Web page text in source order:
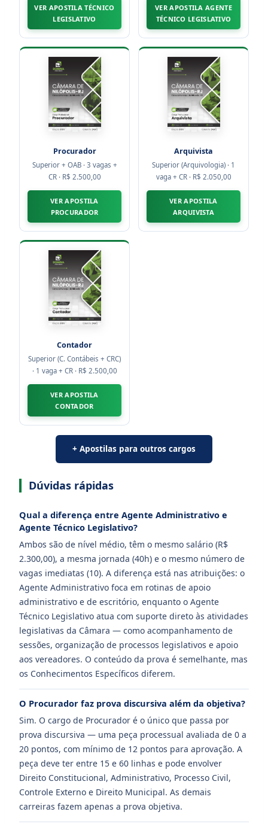
VER APOSTILA TÉCNICO
LEGISLATIVO
VER APOSTILA AGENTE
TÉCNICO LEGISLATIVO
Procurador
Superior + OAB · 3 vagas +
CR · R$ 2.500,00
VER APOSTILA
PROCURADOR
Arquivista
Superior (Arquivologia) · 1
vaga + CR · R$ 2.050,00
VER APOSTILA
ARQUIVISTA
Contador
Superior (C. Contábeis + CRC)
· 1 vaga + CR · R$ 2.500,00
VER APOSTILA
CONTADOR
+ Apostilas para outros cargos
Dúvidas rápidas
Qual a diferença entre Agente Administrativo e
Agente Técnico Legislativo?
Ambos são de nível médio, têm o mesmo salário (R$
2.300,00), a mesma jornada (40h) e o mesmo número de
vagas imediatas (10). A diferença está nas atribuições: o
Agente Administrativo foca em rotinas de apoio
administrativo e de escritório, enquanto o Agente
Técnico Legislativo atua com suporte direto às atividades
legislativas da Câmara — como acompanhamento de
sessões, organização de processos legislativos e apoio
aos vereadores. O conteúdo da prova é semelhante, mas
os Conhecimentos Específicos diferem.
O Procurador faz prova discursiva além da objetiva?
Sim. O cargo de Procurador é o único que passa por
prova discursiva — uma peça processual avaliada de 0 a
20 pontos, com mínimo de 12 pontos para aprovação. A
peça deve ter entre 15 e 60 linhas e pode envolver
Direito Constitucional, Administrativo, Processo Civil,
Controle Externo e Direito Municipal. As demais
carreiras fazem apenas a prova objetiva.